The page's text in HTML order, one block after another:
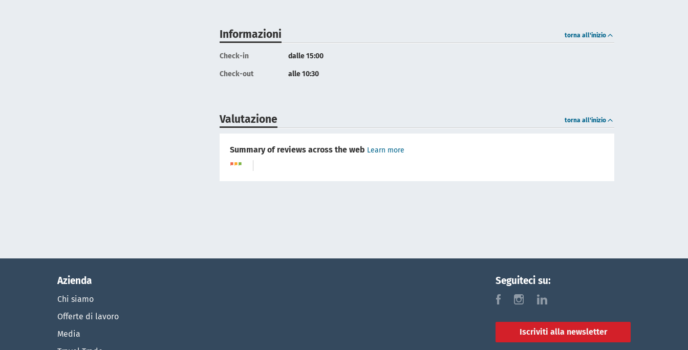
Informazioni torna all'inizio
Check-in dalle 15:00
Check-out alle 10:30
Valutazione torna all'inizio
Summary of reviews across the web Learn more
Azienda
Chi siamo
Offerte di lavoro
Media
Seguiteci su:
f i l
Iscriviti alla newsletter